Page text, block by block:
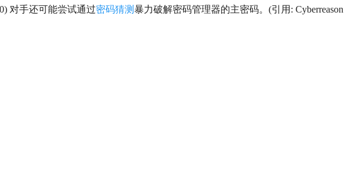
对手还可能尝试通过密码猜测暴力破解密码管理器的主密码。(引用: Cyberreason